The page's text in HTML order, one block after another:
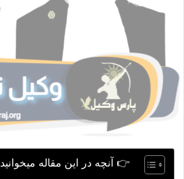
👉 آنچه در این مقاله میخوانید